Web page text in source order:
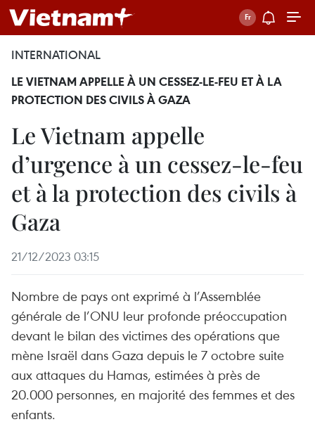
INTERNATIONAL
LE VIETNAM APPELLE À UN CESSEZ-LE-FEU ET À LA
PROTECTION DES CIVILS À GAZA
Le Vietnam appelle
d’urgence à un cessez-le-feu
et à la protection des civils à
Gaza
21/12/2023 03:15
Nombre de pays ont exprimé à l’Assemblée
générale de l’ONU leur profonde préoccupation
devant le bilan des victimes des opérations que
mène Israël dans Gaza depuis le 7 octobre suite
aux attaques du Hamas, estimées à près de
20.000 personnes, en majorité des femmes et des
enfants.